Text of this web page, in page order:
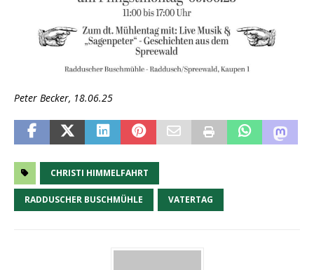
Peter Becker, 18.06.25
CHRISTI HIMMELFAHRT
RADDUSCHER BUSCHMÜHLE VATERTAG